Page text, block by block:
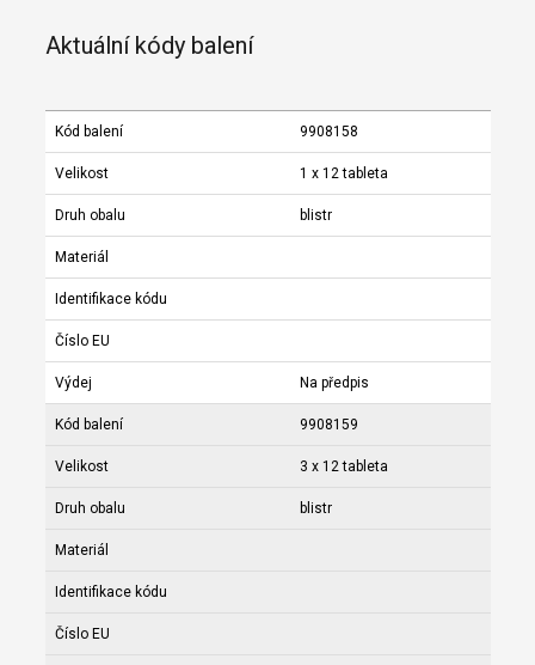
Aktuální kódy balení
Kód balení 9908158
Velikost 1 x 12 tableta
Druh obalu blistr
Materiál
Identifikace kódu
Číslo EU
Výdej Na předpis
Kód balení 9908159
Velikost 3 x 12 tableta
Druh obalu blistr
Materiál
Identifikace kódu
Číslo EU